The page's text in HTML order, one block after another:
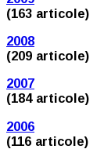
(163 articole)
2008
(209 articole)
2007
(184 articole)
2006
(116 articole)